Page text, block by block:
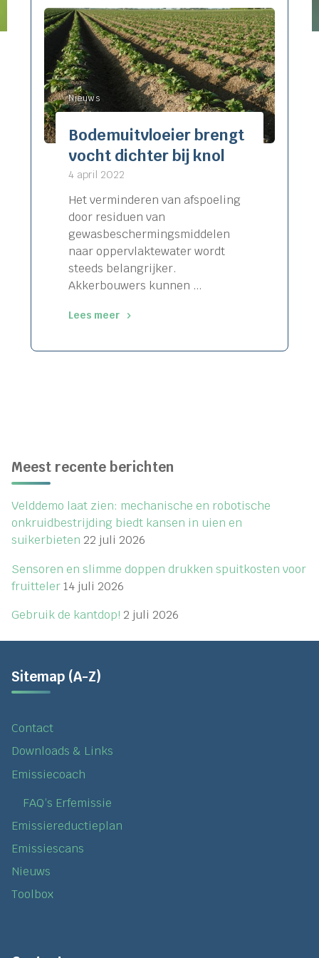
Nieuws
Bodemuitvloeier brengt
vocht dichter bij knol
4 april 2022
Het verminderen van afspoeling
door residuen van
gewasbeschermingsmiddelen
naar oppervlaktewater wordt
steeds belangrijker.
Akkerbouwers kunnen …
Lees meer
brengt
Meest recente berichten
Velddemo laat zien: mechanische en robotische
onkruidbestrijding biedt kansen in uien en
suikerbieten 22 juli 2026
Sensoren en slimme doppen drukken spuitkosten voor
fruitteler14 juli 2026
Gebruik de kantdop! 2 juli 2026
Sitemap (A-Z)
Contact
Downloads & Links
Emissiecoach
FAQ’s Erfemissie
Emissiereductieplan
Emissiescans
Nieuws
Toolbox